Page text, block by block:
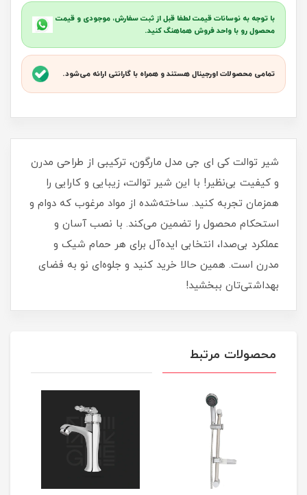
با توجه به نوسانات قیمت لطفا قبل از ثبت سفارش، موجودی و قیمت
محصول رو با واحد فروش هماهنگ کنید.
تمامی محصولات اورجینال هستند و همراه با گارانتی ارائه می‌شود.
شیر توالت کی ای جی مدل مارگون، ترکیبی از طراحی مدرن
و کیفیت بی‌نظیر! با این شیر توالت، زیبایی و کارایی را
همزمان تجربه کنید. ساخته‌شده از مواد مرغوب که دوام و
استحکام محصول را تضمین می‌کند. با نصب آسان و
عملکرد بی‌صدا، انتخابی ایده‌آل برای هر حمام شیک و
مدرن است. همین حالا خرید کنید و جلوه‌ای نو به فضای
بهداشتی‌تان ببخشید!
محصولات مرتبط